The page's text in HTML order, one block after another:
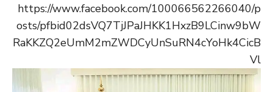
https://www.facebook.com/100066562266040/p
osts/pfbid02dsVQ7TjJPaJHKK1HxzB9LCinw9bW
RaKKZQ2eUmM2mZWDCyUnSuRN4cYoHk4CicB
Vl